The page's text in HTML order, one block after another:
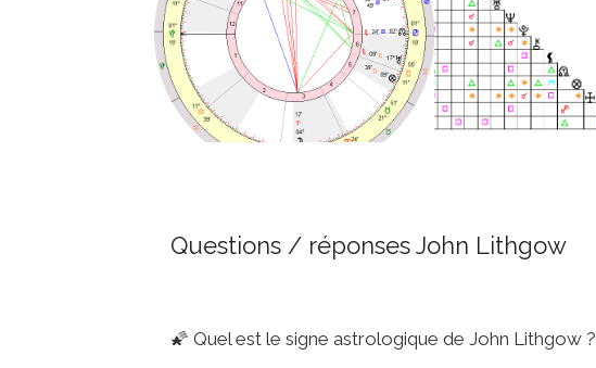
Questions / réponses John Lithgow
🌠 Quel est le signe astrologique de John Lithgow ?